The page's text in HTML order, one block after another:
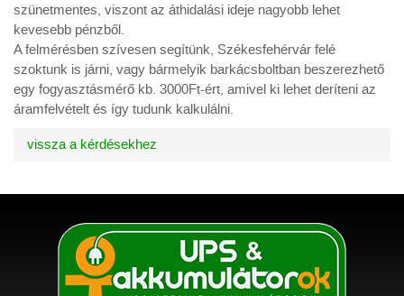
szünetmentes, viszont az áthidalási ideje nagyobb lehet
kevesebb pénzből.
A felmérésben szívesen segítünk, Székesfehérvár felé
szoktunk is járni, vagy bármelyik barkácsboltban beszerezhető
egy fogyasztásmérő kb. 3000Ft-ért, amivel ki lehet deríteni az
áramfelvételt és így tudunk kalkulálni.
vissza a kérdésekhez